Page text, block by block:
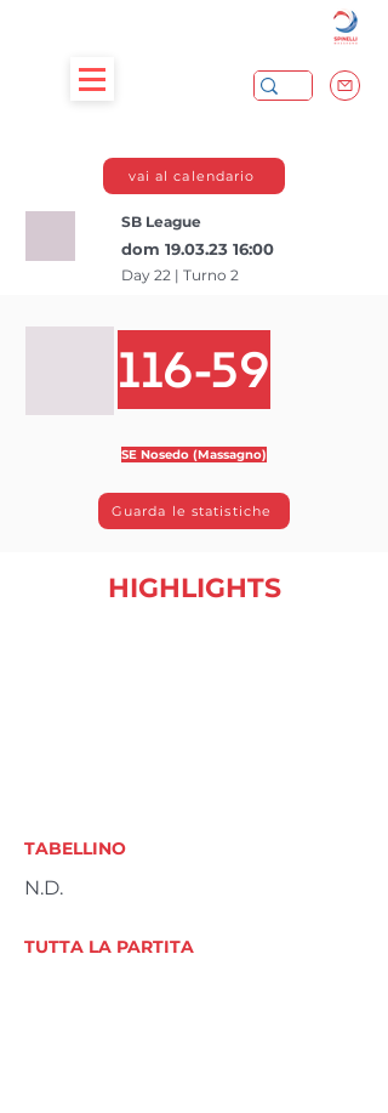
vai al calendario
SB League
dom 19.03.23 16:00
Day 22 | Turno 2
116-59
SE Nosedo (Massagno)
Guarda le statistiche
HIGHLIGHTS
TABELLINO
N.D.
TUTTA LA PARTITA